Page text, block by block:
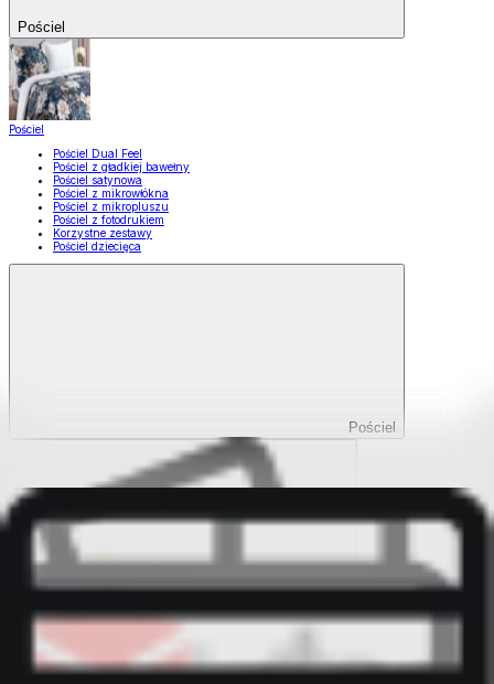
Pościel
Pościel
Pościel Dual Feel
Pościel z gładkiej bawełny
Pościel satynowa
Pościel z mikrowłókna
Pościel z mikropluszu
Pościel z fotodrukiem
Korzystne zestawy
Pościel dziecięca
Pościel
Pokaż wszystko